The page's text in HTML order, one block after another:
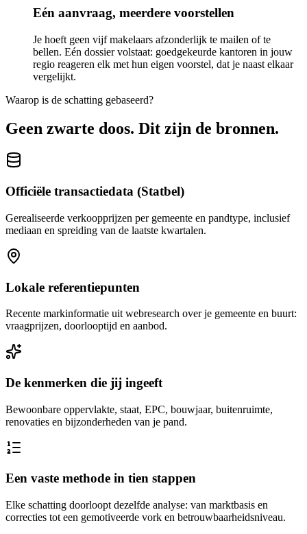
Eén aanvraag, meerdere voorstellen
Je hoeft geen vijf makelaars afzonderlijk te mailen of te
bellen. Eén dossier volstaat: goedgekeurde kantoren in jouw
regio reageren elk met hun eigen voorstel, dat je naast elkaar
vergelijkt.
Waarop is de schatting gebaseerd?
Geen zwarte doos. Dit zijn de bronnen.
Officiële transactiedata (Statbel)
Gerealiseerde verkoopprijzen per gemeente en pandtype, inclusief
mediaan en spreiding van de laatste kwartalen.
Lokale referentiepunten
Recente markinformatie uit webresearch over je gemeente en buurt:
vraagprijzen, doorlooptijd en aanbod.
De kenmerken die jij ingeeft
Bewoonbare oppervlakte, staat, EPC, bouwjaar, buitenruimte,
renovaties en bijzonderheden van je pand.
Een vaste methode in tien stappen
Elke schatting doorloopt dezelfde analyse: van marktbasis en
correcties tot een gemotiveerde vork en betrouwbaarheidsniveau.